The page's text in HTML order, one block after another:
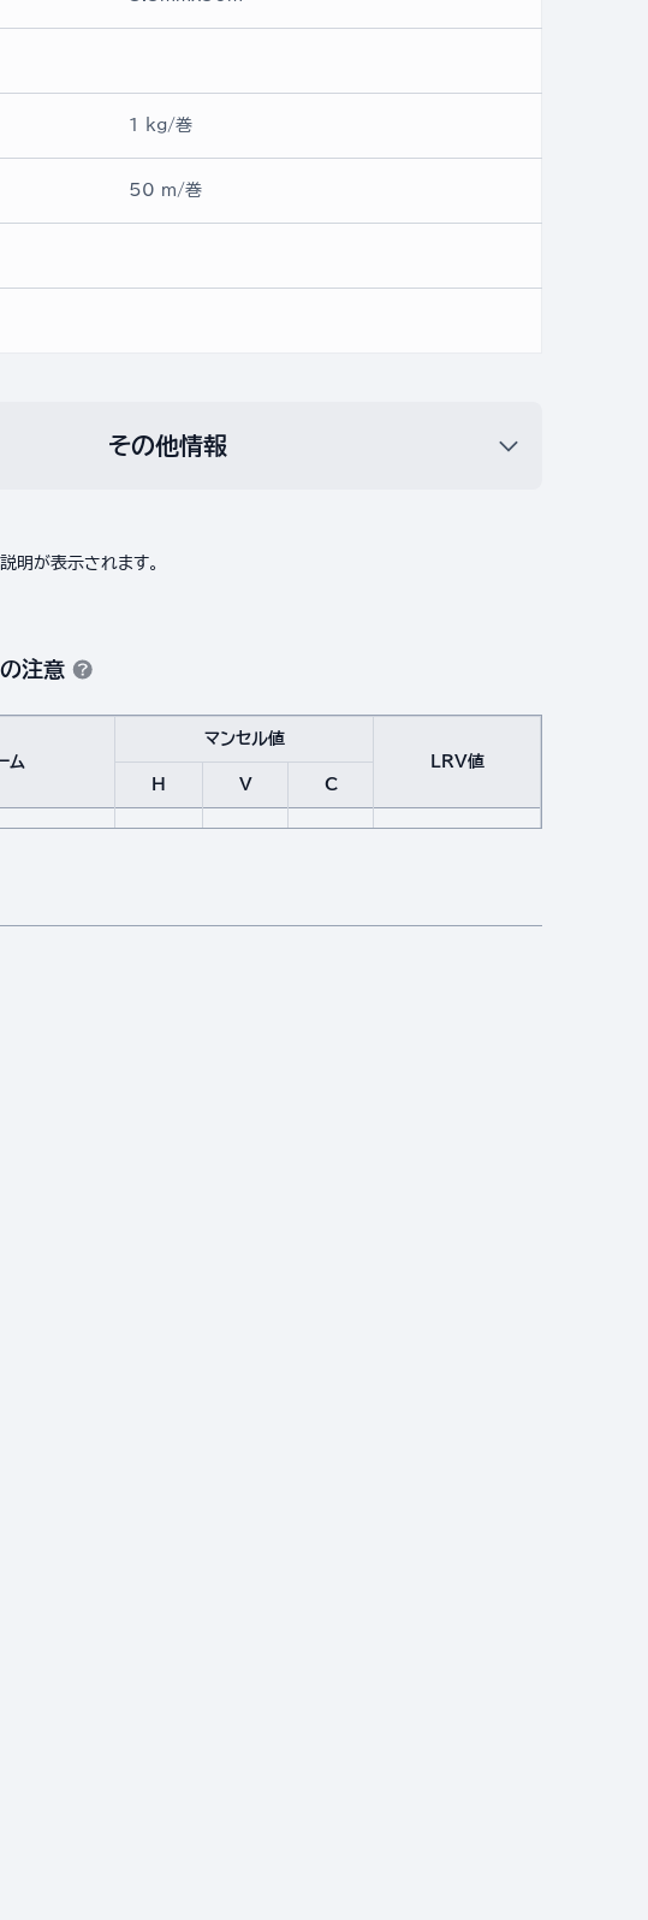
1 kg/巻
50 m/巻
その他情報
明が表示されます。
注意
ム
マンセル値
LRV値
H
V C